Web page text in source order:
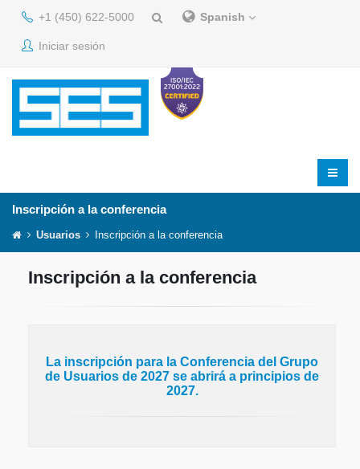
+1 (450) 622-5000 Spanish
Iniciar sesión
Inscripción a la conferencia
Usuarios Inscripción a la conferencia
Inscripción a la conferencia
La inscripción para la Conferencia del Grupo
de Usuarios de 2027 se abrirá a principios de
2027.